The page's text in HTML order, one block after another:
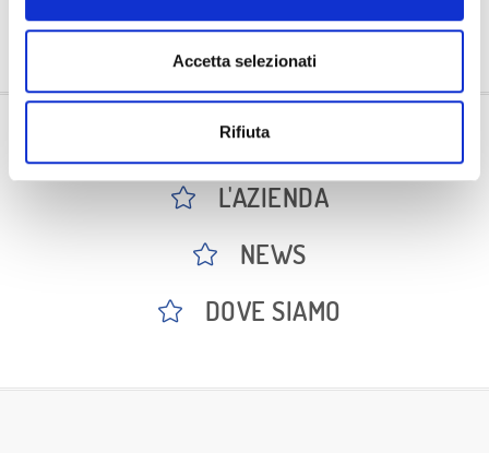
Accetta selezionati
Rifiuta
OFFERTE
L'AZIENDA
NEWS
DOVE SIAMO